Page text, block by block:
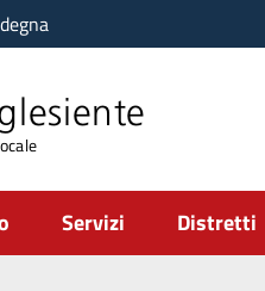
Servizi Distretti